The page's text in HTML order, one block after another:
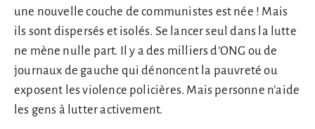
une nouvelle couche de communistes est née ! Mais
ils sont dispersés et isolés. Se lancer seul dans la lutte
ne mène nulle part. Il y a des milliers d’ONG ou de
journaux de gauche qui dénoncent la pauvreté ou
exposent les violence policières. Mais personne n’aide
les gens à lutter activement.